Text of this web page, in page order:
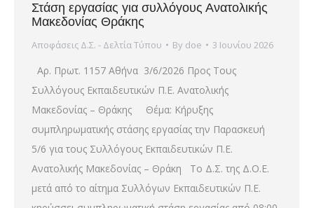
Στάση εργασίας για συλλόγους Ανατολικής
Μακεδονίας Θράκης
Αποφάσεις Δ.Σ. - Δελτία Τύπου By doe 3 Ιουνίου 2026
Αρ. Πρωτ. 1157 Αθήνα 3/6/2026 Προς Τους
Συλλόγους Εκπαιδευτικών Π.Ε. Ανατολικής
Μακεδονίας – Θράκης Θέμα: Κήρυξης
συμπληρωματικής στάσης εργασίας την Παρασκευή
5/6 για τους Συλλόγους Εκπαιδευτικών Π.Ε.
Ανατολικής Μακεδονίας – Θράκη Το Δ.Σ. της Δ.Ο.Ε.
μετά από το αίτημα Συλλόγων Εκπαιδευτικών Π.Ε.